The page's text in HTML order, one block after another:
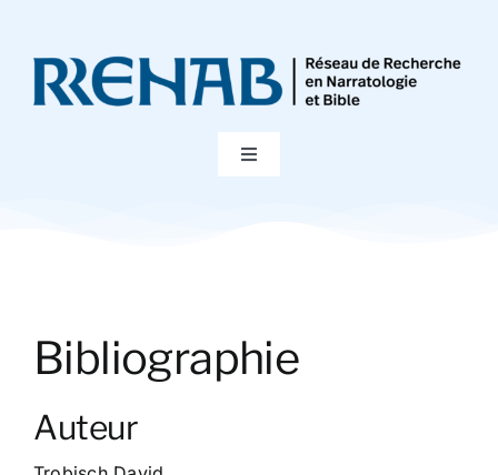
contenu
Toggle
Publications
Bibliographie
Bibliographie
Auteur